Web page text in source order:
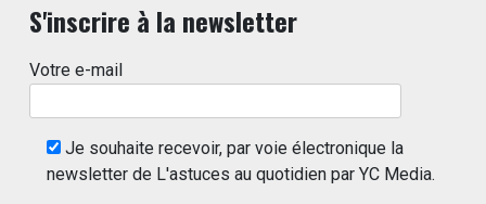
S'inscrire à la newsletter
Votre e-mail
Je souhaite recevoir, par voie électronique la
newsletter de L'astuces au quotidien par YC Media.